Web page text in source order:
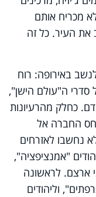
מכריח אותם
את העיר. כל זה
לנשב באירופה: רוח
ה"עולם הישן",
כחלק מהרעיונות
החברה אל
נחשבו לאזרחים
"אמנציפציה",
ארצם. לראשונה
וליהודים